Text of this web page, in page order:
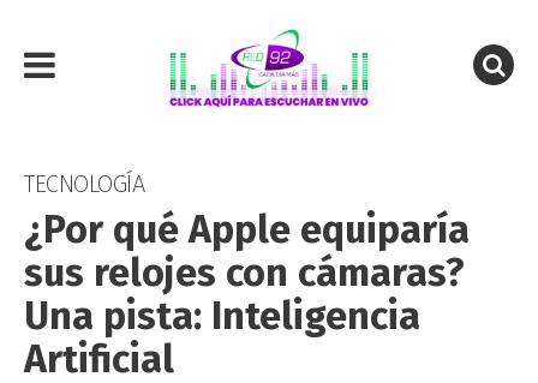
TECNOLOGÍA
¿Por qué Apple equiparía
sus relojes con cámaras?
Una pista: Inteligencia
Artificial